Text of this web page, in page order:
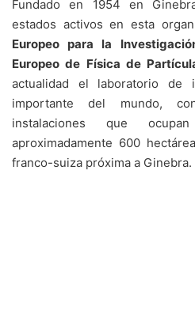
Fundado en 1954 en
estados activos en esta
Europeo para la
Europeo de Física de
actualidad el laboratorio de
importante del mundo,
instalaciones que
aproximadamente 600
franco-suiza próxima a Ginebra.